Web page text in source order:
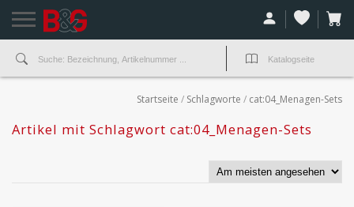
Startseite / Schlagworte / cat:04_Menagen-Sets
Artikel mit Schlagwort cat:04_Menagen-Sets